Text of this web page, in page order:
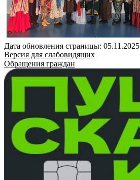
Дата обновления страницы: 05.11.2025
Версия для слабовидящих
Обращения граждан